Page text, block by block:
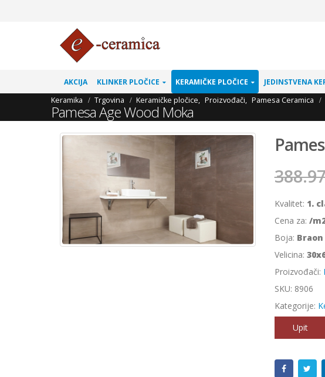
AKCIJA KLINKER PLOČICE KERAMIČKE PLOČICE JEDINSTVENA
Keramika
Trgovina Keramičke pločice, Proizvođači, Pamesa Ceramica
Pamesa Age Wood Moka
Kvalitet: 1.
Cena za: /
Boja: Braon
Velicina:
Proizvođači:
SKU: 8906
Kategorije:
Upit